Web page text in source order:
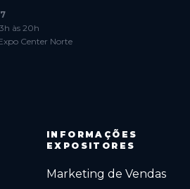
às 20h
Center Norte
INFORMAÇÕES
EXPOSITORES
Marketing de Vendas